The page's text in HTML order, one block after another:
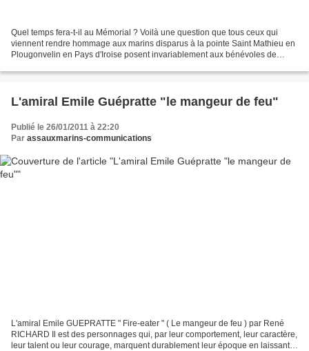
Quel temps fera-t-il au Mémorial ? Voilà une question que tous ceux qui
viennent rendre hommage aux marins disparus à la pointe Saint Mathieu en
Plougonvelin en Pays d'Iroise posent invariablement aux bénévoles de
L'amiral Emile Guépratte "le mangeur de feu"
Publié le 26/01/2011 à 22:20
Par assauxmarins-communications
L'amiral Emile GUEPRATTE " Fire-eater " ( Le mangeur de feu ) par René
RICHARD Il est des personnages qui, par leur comportement, leur caractère,
leur talent ou leur courage, marquent durablement leur époque en laissant